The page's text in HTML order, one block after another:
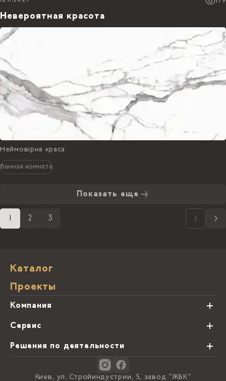
Невероятная красота
Неймовірна краса
Ванная комната
Показать еще
2 3
Каталог
Проекты
Компания
О нас
Блог
Контакты
Сервис
Виды обработки камня
Решения по деятельности
Киев, ул. Стройиндустрии, 5, завод "ЖБК"